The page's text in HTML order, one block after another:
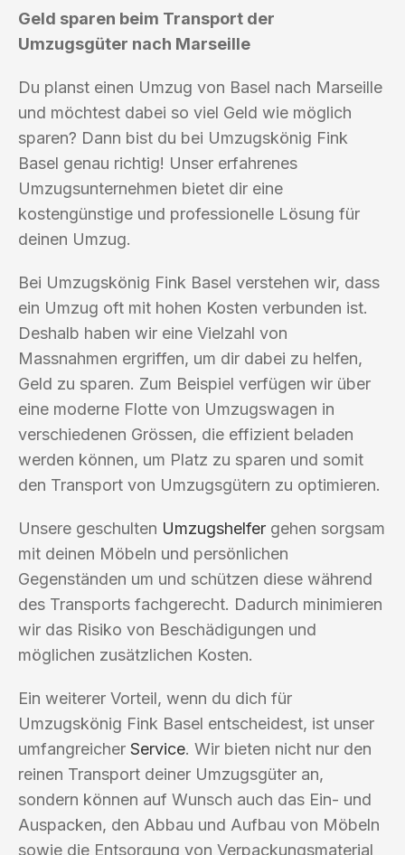
Geld sparen beim Transport der
Umzugsgüter nach Marseille
Du planst einen Umzug von Basel nach Marseille
und möchtest dabei so viel Geld wie möglich
sparen? Dann bist du bei Umzugskönig Fink
Basel genau richtig! Unser erfahrenes
Umzugsunternehmen bietet dir eine
kostengünstige und professionelle Lösung für
deinen Umzug.
Bei Umzugskönig Fink Basel verstehen wir, dass
ein Umzug oft mit hohen Kosten verbunden ist.
Deshalb haben wir eine Vielzahl von
Massnahmen ergriffen, um dir dabei zu helfen,
Geld zu sparen. Zum Beispiel verfügen wir über
eine moderne Flotte von Umzugswagen in
verschiedenen Grössen, die effizient beladen
werden können, um Platz zu sparen und somit
den Transport von Umzugsgütern zu optimieren.
Unsere geschulten Umzugshelfer gehen sorgsam
mit deinen Möbeln und persönlichen
Gegenständen um und schützen diese während
des Transports fachgerecht. Dadurch minimieren
wir das Risiko von Beschädigungen und
möglichen zusätzlichen Kosten.
Ein weiterer Vorteil, wenn du dich für
Umzugskönig Fink Basel entscheidest, ist unser
umfangreicher Service. Wir bieten nicht nur den
reinen Transport deiner Umzugsgüter an,
sondern können auf Wunsch auch das Ein- und
Auspacken, den Abbau und Aufbau von Möbeln
sowie die Entsorgung von Verpackungsmaterial